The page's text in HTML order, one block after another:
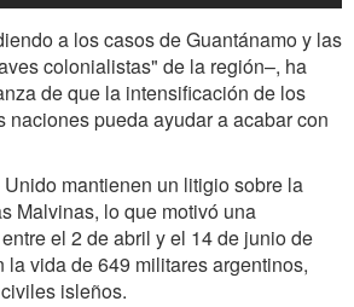
a los casos de Guantánamo y las
colonialistas" de la región–, ha
de que la intensificación de los
naciones pueda ayudar a acabar con
mantienen un litigio sobre la
Malvinas, lo que motivó una
el 2 de abril y el 14 de junio de
la vida de 649 militares argentinos,
isleños.